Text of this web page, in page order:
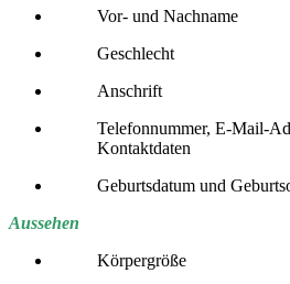
Vor- und Nachname
Geschlecht
Anschrift
Telefonnummer, E-Mail-
Kontaktdaten
Geburtsdatum und
Aussehen
Körpergröße